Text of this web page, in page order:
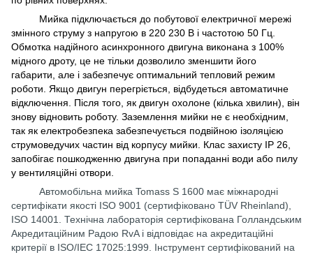
Мийка підключається до побутової електричної мережі
змінного струму з напругою в 220 230 В і частотою 50 Гц.
Обмотка надійного асинхронного двигуна виконана з 100%
мідного дроту, це не тільки дозволило зменшити його
габарити, але і забезпечує оптимальний тепловий режим
роботи. Якщо двигун перегріється, відбудеться автоматичне
відключення. Після того, як двигун охолоне (кілька хвилин), він
знову відновить роботу. Заземлення мийки не є необхідним,
так як електробезпека забезпечується подвійною ізоляцією
струмоведучих частин від корпусу мийки. Клас захисту IP 26,
запобігає пошкодженню двигуна при попаданні води або пилу
у вентиляційні отвори.
Автомобільна мийка Tomass S 1600 має міжнародні
сертифікати якості ISO 9001 (сертифіковано TÜV Rheinland),
ISO 14001. Технічна лабораторія сертифікована Голландським
Акредитаційним Радою RvA і відповідає на акредитаційні
критерії в ISO/IEC 17025:1999. Інструмент сертифікований на